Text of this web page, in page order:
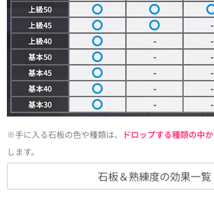
上級50
上級45
-
上級40
- -
基本50
- -
基本45
- -
基本40
- -
基本30
- -
※手に入る石板の色や種類は、
ドロップする種類の中
します。
石板＆熟練度の効果一覧